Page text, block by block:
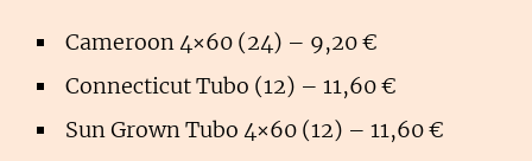
Cameroon 4×60 (24) – 9,20 €
Connecticut Tubo (12) – 11,60 €
Sun Grown Tubo 4×60 (12) – 11,60 €